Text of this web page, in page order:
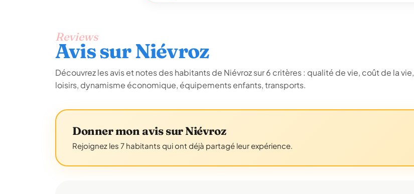
Reviews
Avis sur Niévroz
Découvrez les avis et notes des habitants de Niévroz sur 6 critères : qualité de vie, coût de la vie,
loisirs, dynamisme économique, équipements enfants, transports.
Donner mon avis sur Niévroz
Rejoignez les 7 habitants qui ont déjà partagé leur expérience.